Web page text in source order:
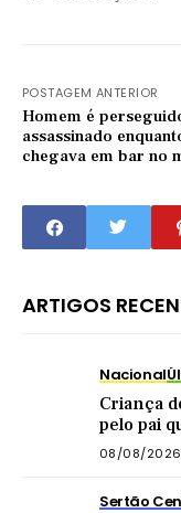
POSTAGEM ANTERIOR
Homem é
assassinado
chegava em bar no
ARTIGOS
Nacional
Criança
pelo pai
pensão
08/08/2026
Sertão